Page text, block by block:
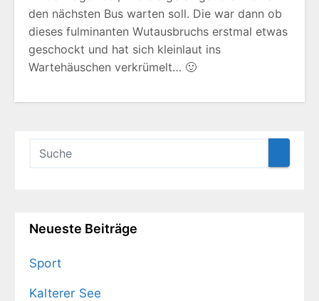
den nächsten Bus warten soll. Die war dann ob
dieses fulminanten Wutausbruchs erstmal etwas
geschockt und hat sich kleinlaut ins
Wartehäuschen verkrümelt… 🙂
Neueste Beiträge
Sport
Kalterer See